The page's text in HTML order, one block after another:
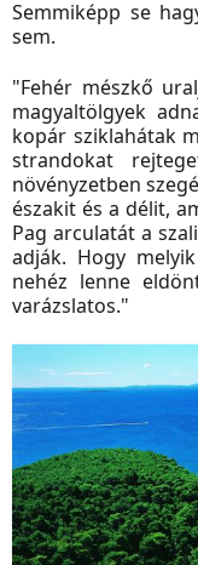
Semmiképp se
sem.
"Fehér mészkő
magyaltölgyek
kopár sziklahátak
strandokat
növényzetben
északit és a délit,
Pag arculatát a
adják. Hogy
nehéz lenne
varázslatos."